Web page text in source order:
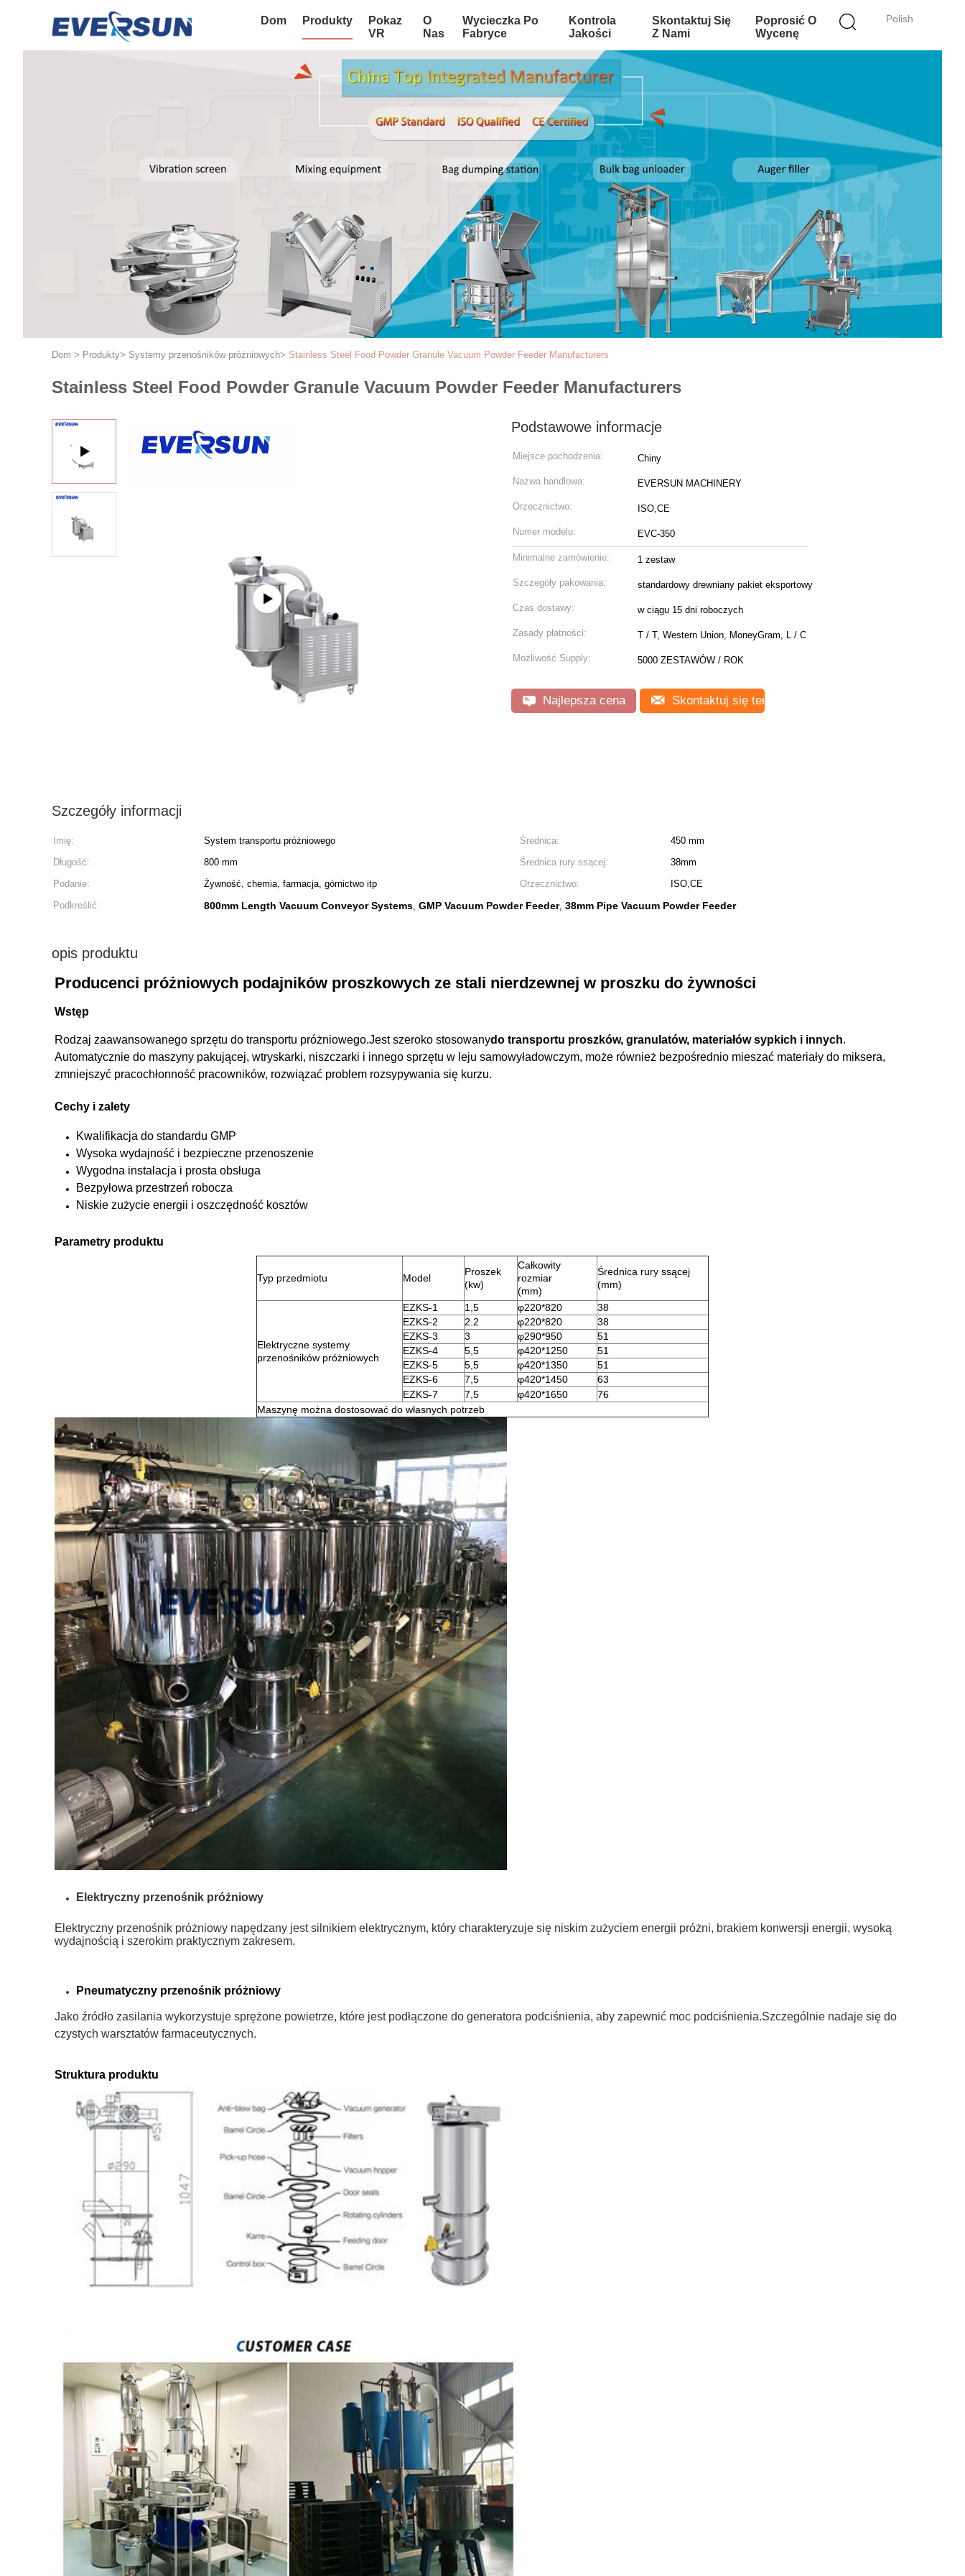
Polish
Dom Produkty
Pokaz
VR
O
Nas
Wycieczka Po
Fabryce
Kontrola
Jakości
Skontaktuj Się
Z Nami
Poprosić O
Wycenę
Dom > Produkty> Systemy przenośników próżniowych> Stainless Steel Food Powder Granule Vacuum Powder Feeder Manufacturers
Stainless Steel Food Powder Granule Vacuum Powder Feeder Manufacturers
Podstawowe informacje
Miejsce pochodzenia: Chiny
Nazwa handlowa: EVERSUN MACHINERY
Orzecznictwo: ISO,CE
Numer modelu: EVC-350
Minimalne zamówienie: 1 zestaw
Szczegóły pakowania: standardowy drewniany pakiet eksportowy
Czas dostawy: w ciągu 15 dni roboczych
Zasady płatności: T / T, Western Union, MoneyGram, L / C
Możliwość Supply: 5000 ZESTAWÓW / ROK
Najlepsza cena Skontaktuj się teraz
Szczegóły informacji
Imię: System transportu próżniowego Średnica:
450 mm
Długość:
800 mm Średnica rury ssącej:
38mm
Podanie:
Żywność, chemia, farmacja, górnictwo itp Orzecznictwo:
ISO,CE
Podkreślić:
800mm Length Vacuum Conveyor Systems, GMP Vacuum Powder Feeder, 38mm Pipe Vacuum Powder Feeder
opis produktu
Producenci próżniowych podajników proszkowych ze stali nierdzewnej w proszku do żywności
Wstęp
Rodzaj zaawansowanego sprzętu do transportu próżniowego.Jest szeroko stosowanydo transportu proszków, granulatów, materiałów sypkich i innych.
Automatycznie do maszyny pakującej, wtryskarki, niszczarki i innego sprzętu w leju samowyładowczym, może również bezpośrednio mieszać materiały do ​​miksera,
zmniejszyć pracochłonność pracowników, rozwiązać problem rozsypywania się kurzu.
Cechy i zalety
Kwalifikacja do standardu GMP
Wysoka wydajność i bezpieczne przenoszenie
Wygodna instalacja i prosta obsługa
Bezpyłowa przestrzeń robocza
Niskie zużycie energii i oszczędność kosztów
Parametry produktu
Typ przedmiotu Model
Proszek
(kw)
Całkowity
rozmiar
(mm)
Średnica rury ssącej
(mm)
Elektryczne systemy
przenośników próżniowych
EZKS-1 1,5 φ220*820
38
EZKS-2
2.2 φ220*820
38
EZKS-3
3 φ290*950
51
EZKS-4
5,5 φ420*1250
51
EZKS-5
5,5 φ420*1350
51
EZKS-6
7,5 φ420*1450
63
EZKS-7
7,5 φ420*1650
76
Maszynę można dostosować do własnych potrzeb
Elektryczny przenośnik próżniowy
Elektryczny przenośnik próżniowy napędzany jest silnikiem elektrycznym, który charakteryzuje się niskim zużyciem energii próżni, brakiem konwersji energii, wysoką
wydajnością i szerokim praktycznym zakresem.
Pneumatyczny przenośnik próżniowy
Jako źródło zasilania wykorzystuje sprężone powietrze, które jest podłączone do generatora podciśnienia, aby zapewnić moc podciśnienia.Szczególnie nadaje się do
czystych warsztatów farmaceutycznych.
Struktura produktu